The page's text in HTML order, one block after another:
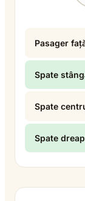
Pasager
Spate
Spate
Spate